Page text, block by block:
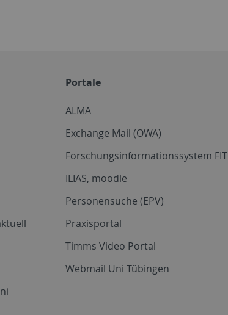
Portale
ALMA
Exchange Mail (OWA)
Forschungsinformationssystem FIT
ILIAS, moodle
Personensuche (EPV)
Praxisportal
Timms Video Portal
Webmail Uni Tübingen